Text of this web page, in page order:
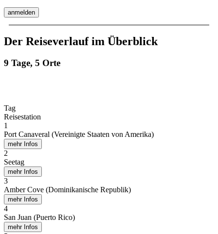
anmelden
Der Reiseverlauf im Überblick
9 Tage, 5 Orte
Tag
Reisestation
1
Port Canaveral (Vereinigte Staaten von Amerika)
mehr Infos
2
Seetag
mehr Infos
3
Amber Cove (Dominikanische Republik)
mehr Infos
4
San Juan (Puerto Rico)
mehr Infos